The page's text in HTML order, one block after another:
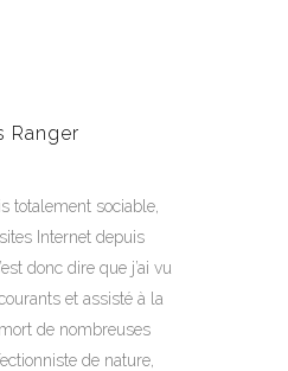
Ranger
totalement sociable,
Internet depuis
donc dire que j’ai vu
et assisté à la
de nombreuses
de nature,